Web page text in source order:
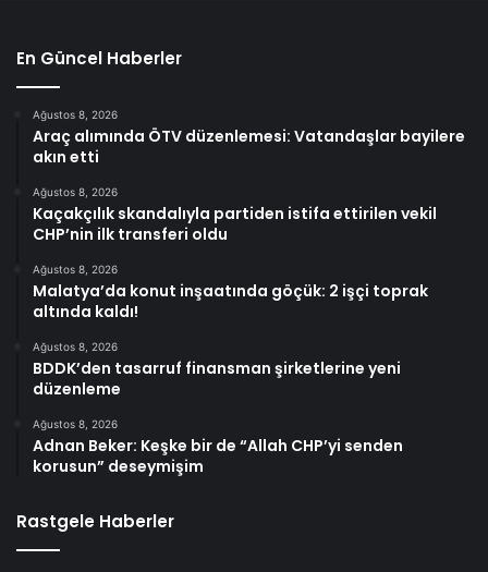
En Güncel Haberler
Ağustos 8, 2026
Araç alımında ÖTV düzenlemesi: Vatandaşlar bayilere
akın etti
Ağustos 8, 2026
Kaçakçılık skandalıyla partiden istifa ettirilen vekil
CHP’nin ilk transferi oldu
Ağustos 8, 2026
Malatya’da konut inşaatında göçük: 2 işçi toprak
altında kaldı!
Ağustos 8, 2026
BDDK’den tasarruf finansman şirketlerine yeni
düzenleme
Ağustos 8, 2026
Adnan Beker: Keşke bir de “Allah CHP’yi senden
korusun” deseymişim
Rastgele Haberler